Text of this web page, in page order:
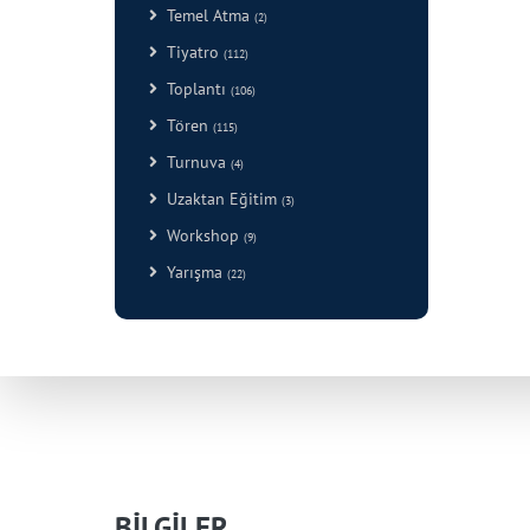
Temel Atma (2)
Tiyatro (112)
Toplantı (106)
Tören (115)
Turnuva (4)
Uzaktan Eğitim (3)
Workshop (9)
Yarışma (22)